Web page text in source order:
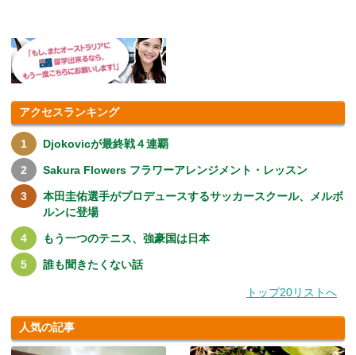
アクセスランキング
Djokovicが最終戦４連覇
Sakura Flowers フラワーアレンジメント・レッスン
本田圭佑選手がプロデュースするサッカースクール、メルボ
ルンに登場
もう一つのテニス、強豪国は日本
誰も聞きたくない話
トップ20リストへ
人気の記事